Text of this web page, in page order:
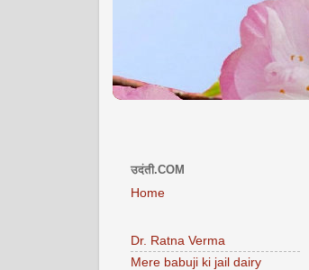
उदंती.COM
Home
Dr. Ratna Verma
Mere babuji ki jail dairy